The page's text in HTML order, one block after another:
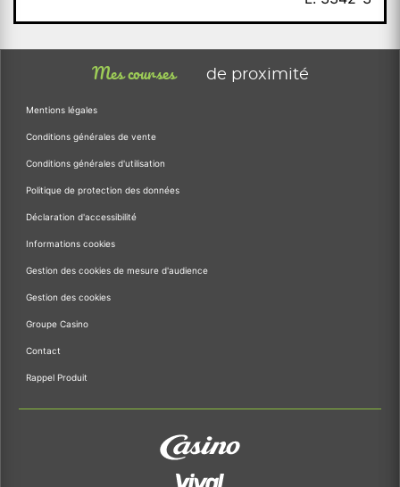
Mes courses de proximité
Mentions légales
Conditions générales de vente
Conditions générales d'utilisation
Politique de protection des données
Déclaration d'accessibilité
Informations cookies
Gestion des cookies de mesure d'audience
Gestion des cookies
Groupe Casino
Contact
Rappel Produit